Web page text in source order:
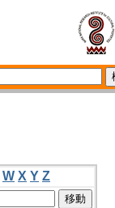
W X Y Z